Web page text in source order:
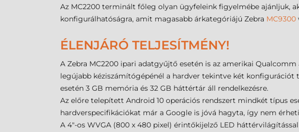
Az MC2200 terminált főleg olyan ügyfeleink figyelmébe ajánljuk,
konfigurálhatóságra, amit magasabb árkategóriájú Zebra MC9300
ÉLENJÁRÓ TELJESÍTMÉNY!
A Zebra MC2200 ipari adatgyűjtő esetén is az amerikai
legújabb kéziszámítógépénél a hardver tekintve két konfigurációt
esetén 3 GB memória és 32 GB háttértár áll rendelkezésre.
Az előre telepített Android 10 operációs rendszert mindkét típus
hardverspecifikációkat már a Google is jóvá hagyta, így nem
A 4"-os WVGA (800 x 480 pixel) érintőkijelző LED